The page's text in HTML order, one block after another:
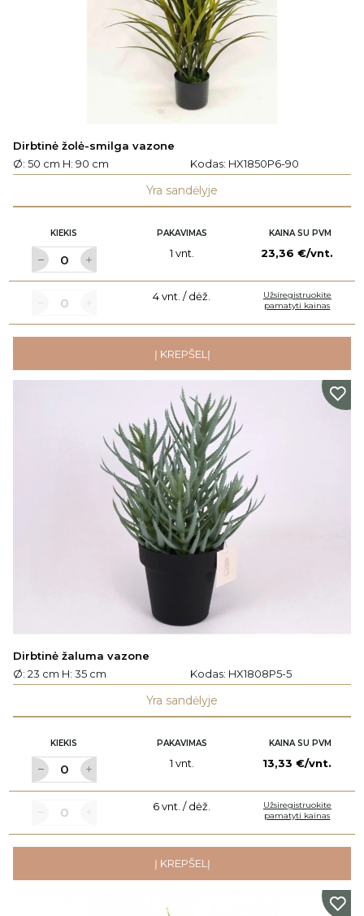
Dirbtinė žolė-smilga vazone
Ø: 50 cm H: 90 cm
Kodas: HX1850P6-90
Yra sandėlyje
KIEKIS PAKAVIMAS KAINA SU PVM
1 vnt. 23,36 €/vnt.
4 vnt. / dėž.
Užsiregistruokite
pamatyti kainas
Į KREPŠELĮ
Dirbtinė žaluma vazone
Ø: 23 cm H: 35 cm
Kodas: HX1808P5-5
Yra sandėlyje
KIEKIS PAKAVIMAS KAINA SU PVM
1 vnt. 13,33 €/vnt.
6 vnt. / dėž.
Užsiregistruokite
pamatyti kainas
Į KREPŠELĮ